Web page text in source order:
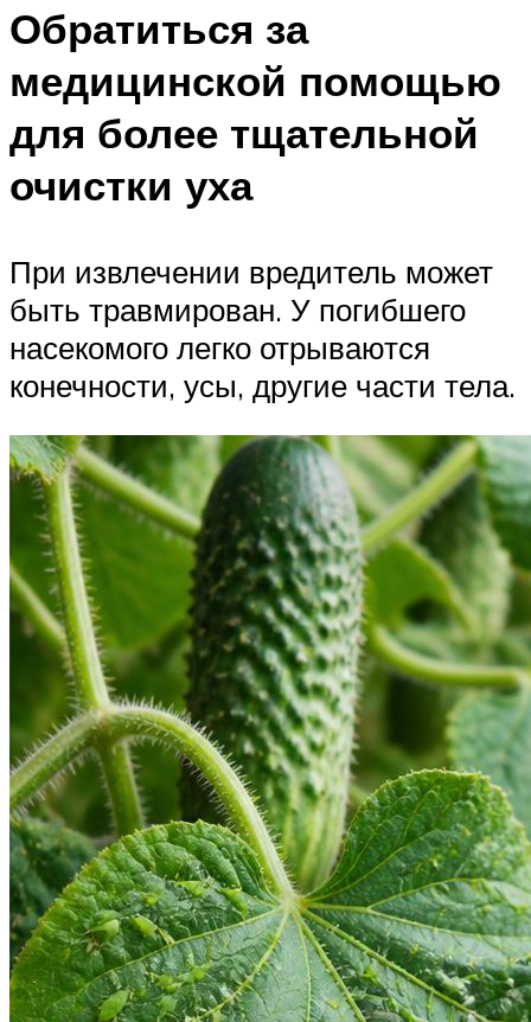
Обратиться за
медицинской помощью
для более тщательной
очистки уха
При извлечении вредитель может
быть травмирован. У погибшего
насекомого легко отрываются
конечности, усы, другие части тела.